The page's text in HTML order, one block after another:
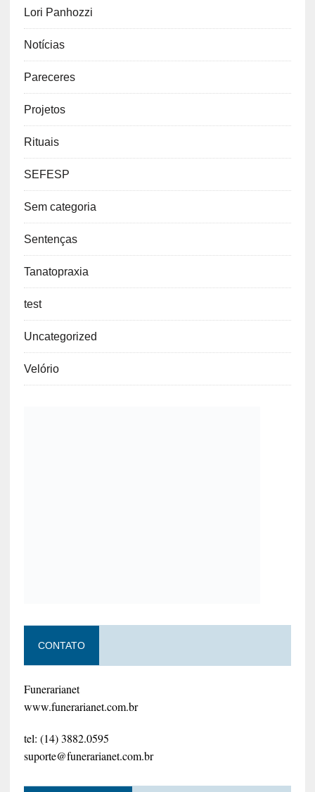
Lori Panhozzi
Notícias
Pareceres
Projetos
Rituais
SEFESP
Sem categoria
Sentenças
Tanatopraxia
test
Uncategorized
Velório
CONTATO
Funerarianet
www.funerarianet.com.br
tel: (14) 3882.0595
suporte@funerarianet.com.br